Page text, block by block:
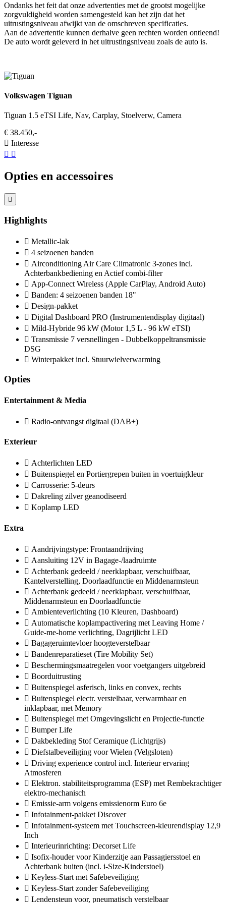
Ondanks het feit dat onze advertenties met de grootst mogelijke
zorgvuldigheid worden samengesteld kan het zijn dat het
uitrustingsniveau afwijkt van de omschreven specificaties.
Aan de advertentie kunnen derhalve geen rechten worden ontleend!
De auto wordt geleverd in het uitrustingsniveau zoals de auto is.
Volkswagen Tiguan
Tiguan 1.5 eTSI Life, Nav, Carplay, Stoelverw, Camera
€ 38.450,-
Interesse
Opties en accessoires
Highlights
Metallic-lak
4 seizoenen banden
Airconditioning Air Care Climatronic 3-zones incl.
Achterbankbediening en Actief combi-filter
App-Connect Wireless (Apple CarPlay, Android Auto)
Banden: 4 seizoenen banden 18"
Design-pakket
Digital Dashboard PRO (Instrumentendisplay digitaal)
Mild-Hybride 96 kW (Motor 1,5 L - 96 kW eTSI)
Transmissie 7 versnellingen - Dubbelkoppeltransmissie
DSG
Winterpakket incl. Stuurwielverwarming
Opties
Entertainment & Media
Radio-ontvangst digitaal (DAB+)
Exterieur
Achterlichten LED
Buitenspiegel en Portiergrepen buiten in voertuigkleur
Carrosserie: 5-deurs
Dakreling zilver geanodiseerd
Koplamp LED
Extra
Aandrijvingstype: Frontaandrijving
Aansluiting 12V in Bagage-/laadruimte
Achterbank gedeeld / neerklapbaar, verschuifbaar,
Kantelverstelling, Doorlaadfunctie en Middenarmsteun
Achterbank gedeeld / neerklapbaar, verschuifbaar,
Middenarmsteun en Doorlaadfunctie
Ambienteverlichting (10 Kleuren, Dashboard)
Automatische koplampactivering met Leaving Home /
Guide-me-home verlichting, Dagrijlicht LED
Bagageruimtevloer hoogteverstelbaar
Bandenreparatieset (Tire Mobility Set)
Beschermingsmaatregelen voor voetgangers uitgebreid
Boorduitrusting
Buitenspiegel asferisch, links en convex, rechts
Buitenspiegel electr. verstelbaar, verwarmbaar en
inklapbaar, met Memory
Buitenspiegel met Omgevingslicht en Projectie-functie
Bumper Life
Dakbekleding Stof Ceramique (Lichtgrijs)
Diefstalbeveiliging voor Wielen (Velgsloten)
Driving experience control incl. Interieur ervaring
Atmosferen
Elektron. stabiliteitsprogramma (ESP) met Rembekrachtiger
elektro-mechanisch
Emissie-arm volgens emissienorm Euro 6e
Infotainment-pakket Discover
Infotainment-systeem met Touchscreen-kleurendisplay 12,9
Inch
Interieurinrichting: Decorset Life
Isofix-houder voor Kinderzitje aan Passagiersstoel en
Achterbank buiten (incl. i-Size-Kinderstoel)
Keyless-Start met Safebeveiliging
Keyless-Start zonder Safebeveiliging
Lendensteun voor, pneumatisch verstelbaar